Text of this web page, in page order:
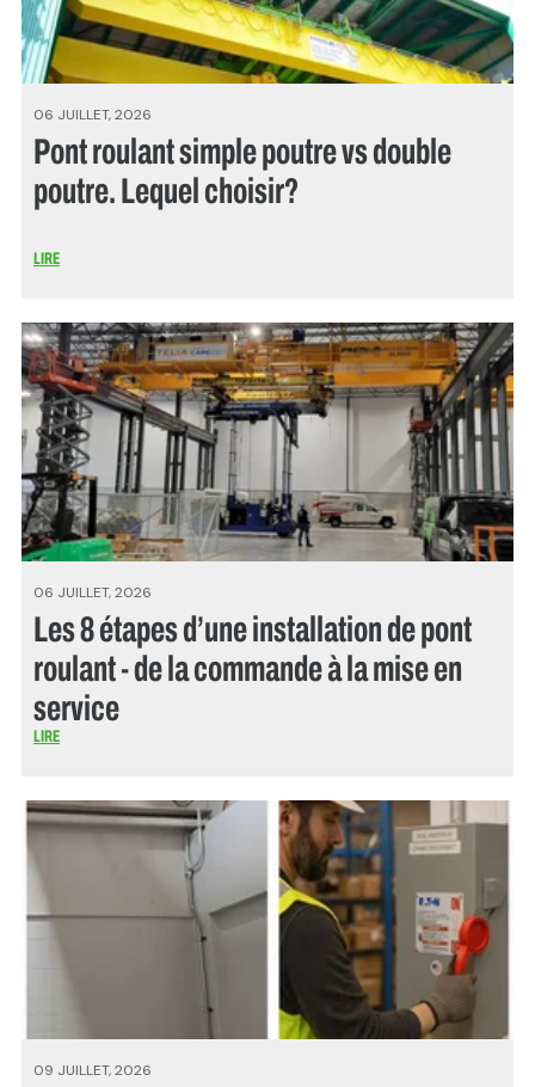
06 JUILLET, 2026
Pont roulant simple poutre vs double
poutre. Lequel choisir?
LIRE
06 JUILLET, 2026
Les 8 étapes d’une installation de pont
roulant - de la commande à la mise en
service
LIRE
09 JUILLET, 2026